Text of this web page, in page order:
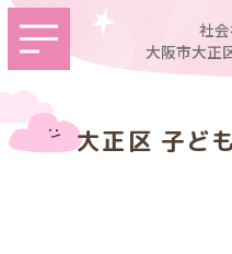
社
大阪市大正
大正区 子ど